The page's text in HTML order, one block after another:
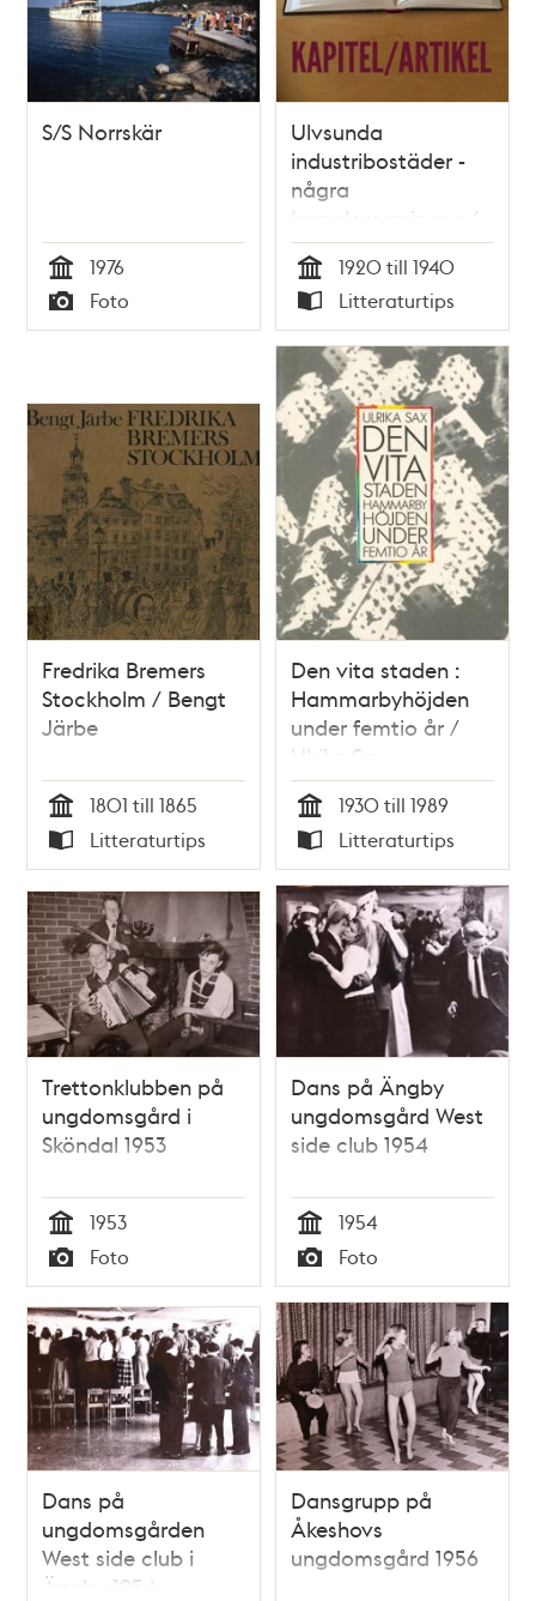
S/S Norrskär
Tid
1976
Typ
Foto
Ulvsunda
industribostäder -
några
barndomsminnen /
Barbro Törnros
Tid
1920 till 1940
Typ
Litteraturtips
Fredrika Bremers
Stockholm / Bengt
Järbe
Tid
1801 till 1865
Typ
Litteraturtips
Den vita staden :
Hammarbyhöjden
under femtio år /
Ulrika Sax
Tid
1930 till 1989
Typ
Litteraturtips
Trettonklubben på
ungdomsgård i
Sköndal 1953
Tid
1953
Typ
Foto
Dans på Ängby
ungdomsgård West
side club 1954
Tid
1954
Typ
Foto
Dans på
ungdomsgården
West side club i
Ängby 1954
Dansgrupp på
Åkeshovs
ungdomsgård 1956